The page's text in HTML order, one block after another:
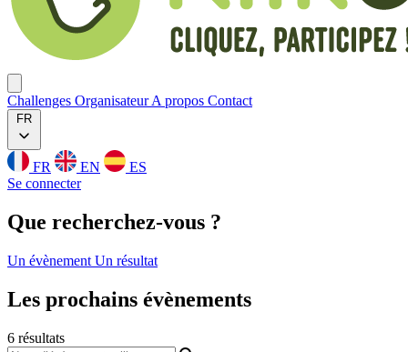
Challenges OrganisateurA propos Contact
FR
FR EN
ES
Se connecter
Que recherchez-vous ?
Un évènement Un résultat
Les prochains évènements
6 résultats